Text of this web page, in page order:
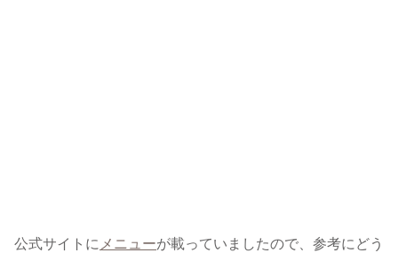
公式サイトに メニューが載っていましたので、参考にどう